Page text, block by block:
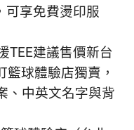
可享免費燙印服
TEE建議售價新台
球體驗店獨賣，
、中英文名字與背